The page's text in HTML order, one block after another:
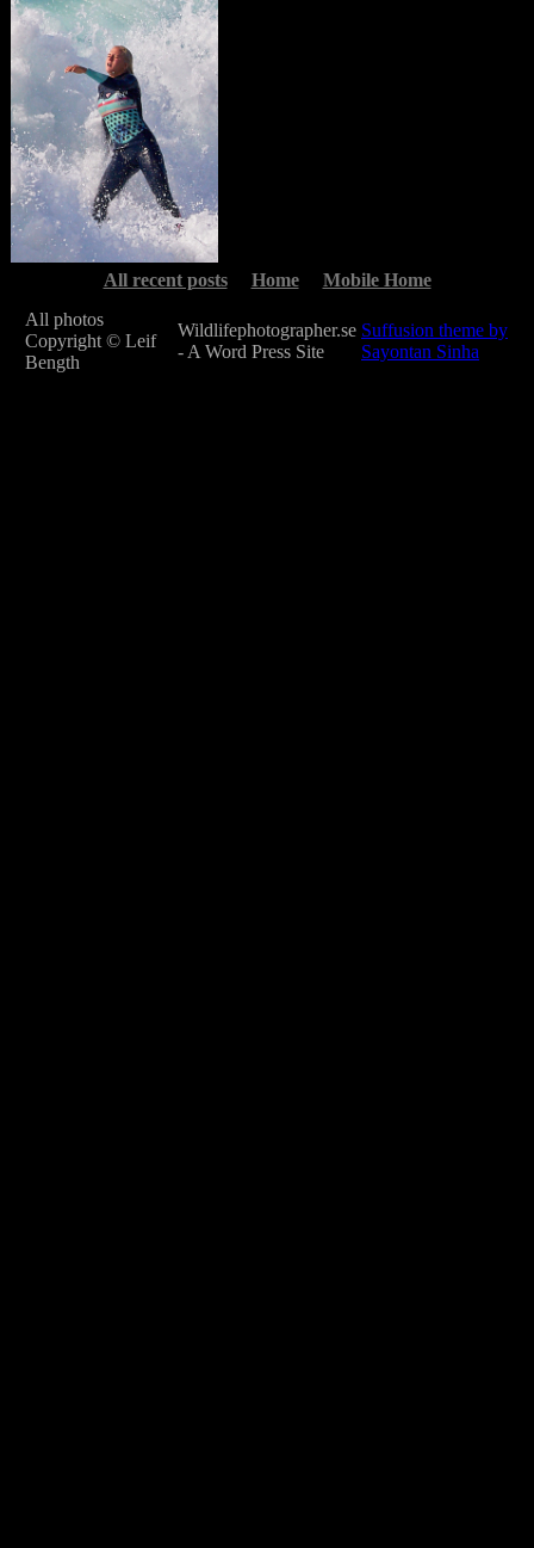
All recent posts Home
Mobile Home
All photos
Copyright © Leif
Bength
Wildlifephotographer.se
- A Word Press Site
Suffusion theme by
Sayontan Sinha